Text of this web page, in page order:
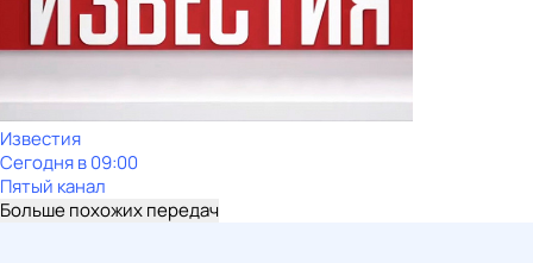
Известия
Сегодня в 09:00
Пятый канал
Больше похожих передач